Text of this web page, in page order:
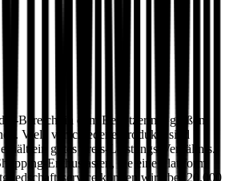
Bereich, in dem Benutzer mit großen
Viele verschiedene Produkte sind
ein gutes Preis-Leistungs-Verhältnis.
Enthusiasten, die eine Plattform
können wir über 20.000